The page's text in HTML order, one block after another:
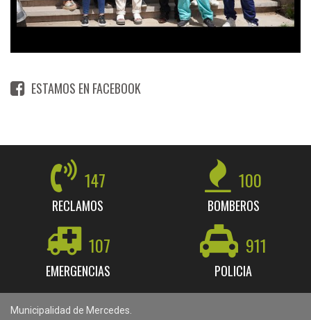
ESTAMOS EN FACEBOOK
147
RECLAMOS
100
BOMBEROS
107
EMERGENCIAS
911
POLICIA
Municipalidad de Mercedes.